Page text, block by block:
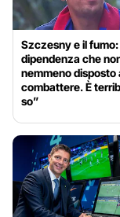
Szczesny e il
dipendenza che
nemmeno disposto
combattere. È
so”